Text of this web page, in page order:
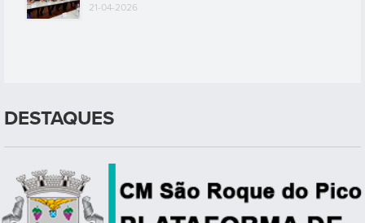
21-04-2026
DESTAQUES